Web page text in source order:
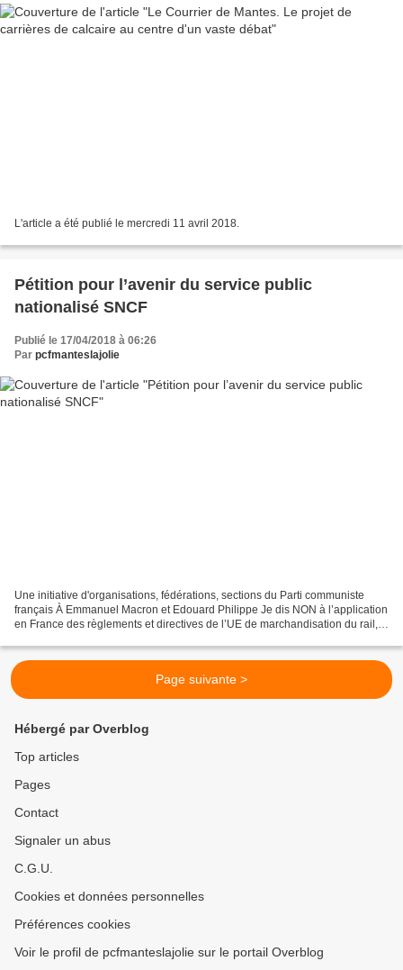
L'article a été publié le mercredi 11 avril 2018.
Pétition pour l’avenir du service public
nationalisé SNCF
Publié le 17/04/2018 à 06:26
Par pcfmanteslajolie
Une initiative d'organisations, fédérations, sections du Parti communiste
français À Emmanuel Macron et Edouard Philippe Je dis NON à l’application
en France des règlements et directives de l’UE de marchandisation du rail,
Page suivante >
Hébergé par Overblog
Top articles
Pages
Contact
Signaler un abus
C.G.U.
Cookies et données personnelles
Préférences cookies
Voir le profil de pcfmanteslajolie sur le portail Overblog